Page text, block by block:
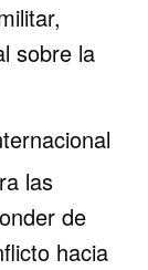
sobre la
las
de
hacia